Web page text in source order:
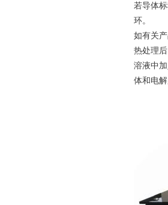
若导体
环。
如有关
热处理
溶液中
体和电